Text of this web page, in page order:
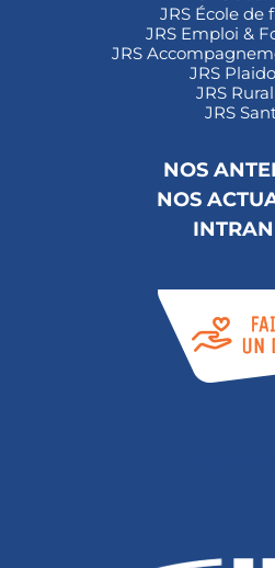
JRS École de
JRS Emploi &
JRS
JRS
JRS
JRS
NOS
NOS